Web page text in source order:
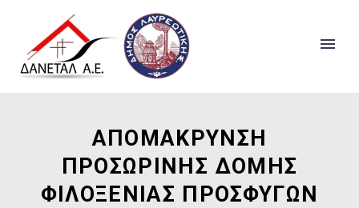
ΑΠΟΜΑΚΡΥΝΣΗ
ΠΡΟΣΩΡΙΝΗΣ ΔΟΜΗΣ
ΦΙΛΟΞΕΝΙΑΣ ΠΡΟΣΦΥΓΩΝ